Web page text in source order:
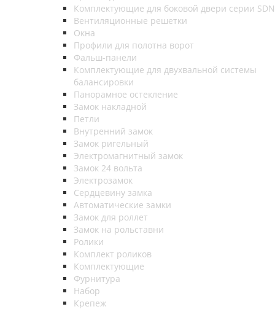
Комплектующие для боковой двери серии SDN
Вентиляционные решетки
Окна
Профили для полотна ворот
Фальш-панели
Комплектующие для двухвальной системы
балансировки
Панорамное остекление
Замок накладной
Петли
Внутренний замок
Замок ригельный
Электромагнитный замок
Замок 24 вольта
Электрозамок
Сердцевину замка
Автоматические замки
Замок для роллет
Замок на рольставни
Ролики
Комплект роликов
Комплектующие
Фурнитура
Набор
Крепеж